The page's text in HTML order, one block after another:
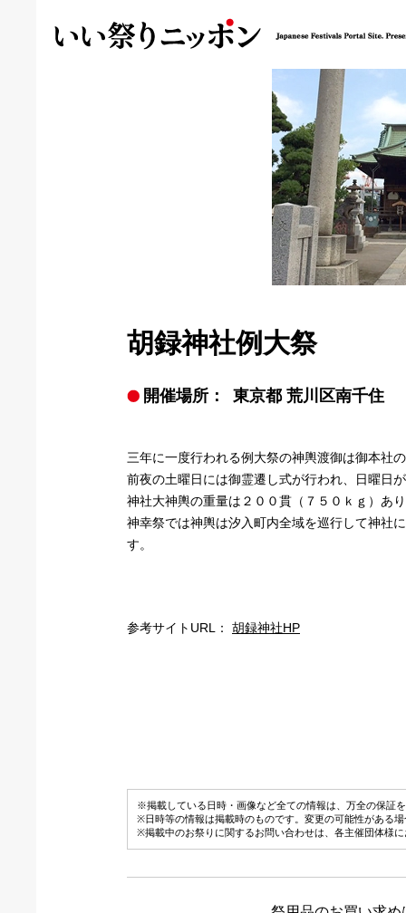
胡録神社例大祭
開催場所： 東京都 荒川区南千住
三年に一度行われる例大祭の神輿渡御は御本社
前夜の土曜日には御霊遷し式が行われ、日曜日
神社大神輿の重量は２００貫（７５０ｋｇ）あ
神幸祭では神輿は汐入町内全域を巡行して神社
す。
参考サイトURL： 胡録神社HP
※掲載している日時・画像など全ての情報は、万全の保証
※日時等の情報は掲載時のものです。変更の可能性がある
※掲載中のお祭りに関するお問い合わせは、各主催団体様